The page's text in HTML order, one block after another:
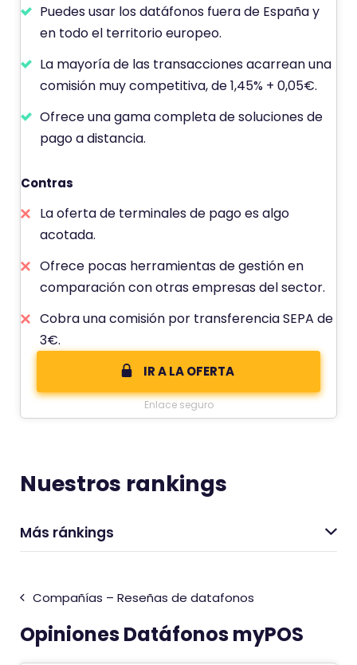
Puedes usar los datáfonos fuera de España y
en todo el territorio europeo.
La mayoría de las transacciones acarrean una
comisión muy competitiva, de 1,45% + 0,05€.
Ofrece una gama completa de soluciones de
pago a distancia.
Contras
La oferta de terminales de pago es algo
acotada.
Ofrece pocas herramientas de gestión en
comparación con otras empresas del sector.
Cobra una comisión por transferencia SEPA de
3€.
IR A LA OFERTA
Enlace seguro
Nuestros rankings
Más ránkings
Compañías – Reseñas de datafonos
Opiniones Datáfonos myPOS